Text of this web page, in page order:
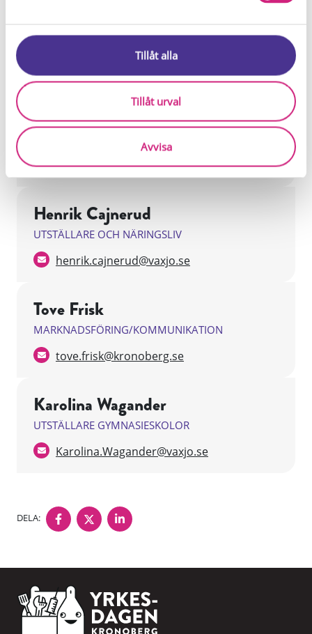
Tillåt alla
Tillåt urval
Avvisa
Kristin Freij
UTSTÄLLARE OCH NÄRINGSLIV
kristin.freij@kronoberg.se
Henrik Cajnerud
UTSTÄLLARE OCH NÄRINGSLIV
henrik.cajnerud@vaxjo.se
Tove Frisk
MARKNADSFÖRING/KOMMUNIKATION
tove.frisk@kronoberg.se
Karolina Wagander
UTSTÄLLARE GYMNASIESKOLOR
Karolina.Wagander@vaxjo.se
DELA: DELA PÅ FACEBOOK
DELA PÅ TWITTER
DELA PÅ LINKEDIN